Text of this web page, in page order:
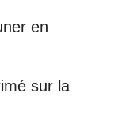
en
sur la